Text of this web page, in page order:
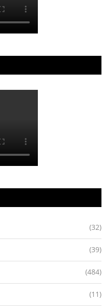
(32)
(39)
(484)
(11)